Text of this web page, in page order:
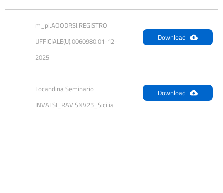
m_pi.AOODRSI.REGISTRO
UFFICIALE(U).0060980.01-12-
2025
Download
Locandina Seminario
INVALSI_RAV SNV25_Sicilia
Download